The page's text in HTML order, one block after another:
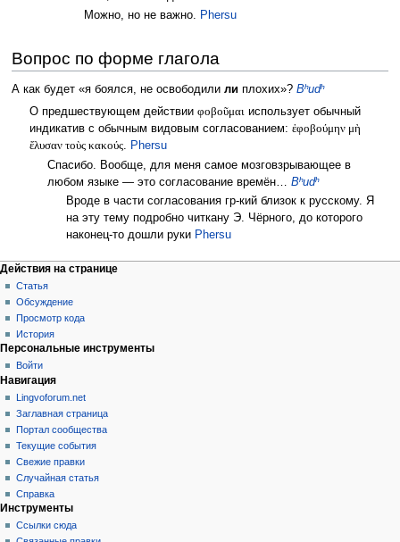
Можно, но не важно. Phersu
Вопрос по форме глагола
А как будет «я боялся, не освободили липлохих»? Bʰudʰ
О предшествующем действии φοβοῦμαι использует обычный
индикатив с обычным видовым согласованием: ἐφοβούμην μὴ
ἔλυσαν τοὺς κακούς. Phersu
Спасибо. Вообще, для меня самое мозговзрывающее в
любом языке — это согласование времён…Bʰudʰ
Вроде в части согласования гр-кий близок к русскому. Я
на эту тему подробно читкану Э. Чёрного, до которого
наконец-то дошли руки Phersu
Действия на странице
Статья
Обсуждение
Просмотр кода
История
Персональные инструменты
Войти
Навигация
Lingvoforum.net
Заглавная страница
Портал сообщества
Текущие события
Свежие правки
Случайная статья
Справка
Инструменты
Ссылки сюда